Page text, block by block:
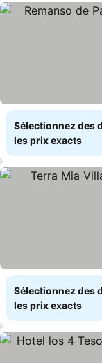
Sélectionnez des
les prix exacts
Sélectionnez des
les prix exacts